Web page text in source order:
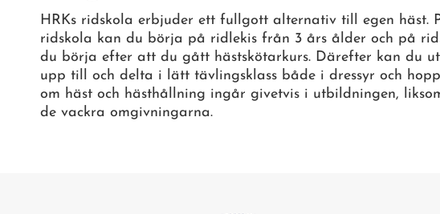
HRKs ridskola erbjuder ett fullgott alternativ till egen häst.
ridskola kan du börja på ridlekis från 3 års ålder och på
du börja efter att du gått hästskötarkurs. Därefter kan du
upp till och delta i lätt tävlingsklass både i dressyr och
om häst och hästhållning ingår givetvis i utbildningen,
de vackra omgivningarna.